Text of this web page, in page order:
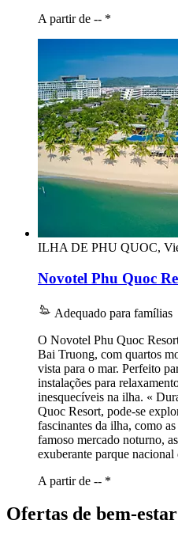
A partir de -- *
ILHA DE PHU QUOC,
Novotel Phu Quoc
Adequado para famílias
O Novotel Phu Quoc
Bai Truong, com quartos
vista para o mar. Perfeito
instalações para
inesquecíveis na ilha. «
Quoc Resort, pode-se
fascinantes da ilha, como
famoso mercado noturno,
exuberante parque
A partir de -- *
Ofertas de bem-estar